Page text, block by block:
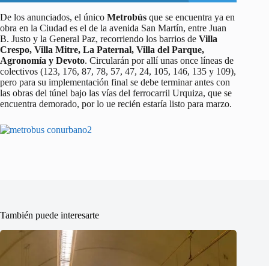
De los anunciados, el único Metrobús que se encuentra ya en
obra en la Ciudad es el de la avenida San Martín, entre Juan
B. Justo y la General Paz, recorriendo los barrios de Villa
Crespo, Villa Mitre, La Paternal, Villa del Parque,
Agronomía y Devoto. Circularán por allí unas once líneas de
colectivos (123, 176, 87, 78, 57, 47, 24, 105, 146, 135 y 109),
pero para su implementación final se debe terminar antes con
las obras del túnel bajo las vías del ferrocarril Urquiza, que se
encuentra demorado, por lo ue recién estaría listo para marzo.
También puede interesarte